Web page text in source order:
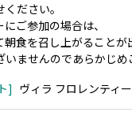
ださい。
ご参加の場合は、
食を召し上がることが
ませんのであらかじめ
ヴィラ フロレンティ